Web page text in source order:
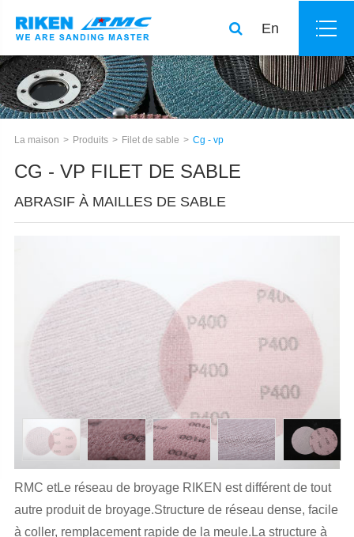
En
La maison Produits Filet de sable Cg - vp
CG - VP FILET DE SABLE
ABRASIF À MAILLES DE SABLE
RMC etLe réseau de broyage RIKEN est différent de tout
autre produit de broyage.Structure de réseau dense, facile
à coller, remplacement rapide de la meule.La structure à